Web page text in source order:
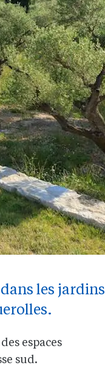
les jardins
espaces
sud.